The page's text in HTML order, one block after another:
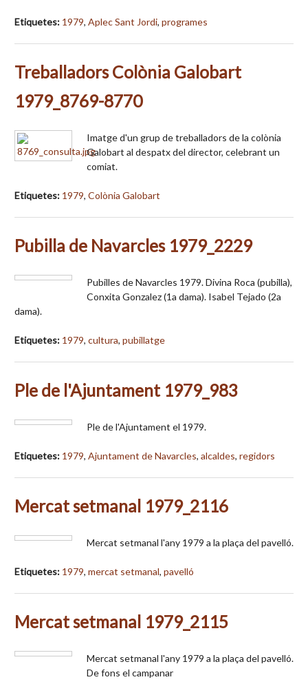
Etiquetes: 1979, Aplec Sant Jordi, programes
Treballadors Colònia Galobart
1979_8769-8770
Imatge d'un grup de treballadors de la colònia
Galobart al despatx del director, celebrant un
comiat.
Etiquetes: 1979, Colònia Galobart
Pubilla de Navarcles 1979_2229
Pubilles de Navarcles 1979. Divina Roca (pubilla),
Conxita Gonzalez (1a dama). Isabel Tejado (2a
dama).
Etiquetes: 1979, cultura, pubillatge
Ple de l'Ajuntament 1979_983
Ple de l'Ajuntament el 1979.
Etiquetes: 1979, Ajuntament de Navarcles, alcaldes, regidors
Mercat setmanal 1979_2116
Mercat setmanal l'any 1979 a la plaça del pavelló.
Etiquetes: 1979, mercat setmanal, pavelló
Mercat setmanal 1979_2115
Mercat setmanal l'any 1979 a la plaça del pavelló.
De fons el campanar